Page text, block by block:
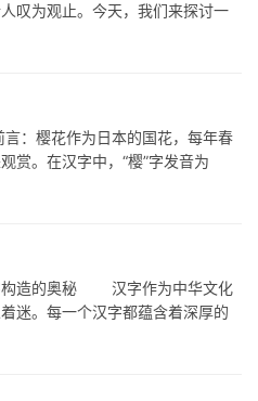
叹为观止。今天，我们来探讨一
樱花作为日本的国花，每年春
赏。在汉字中，“樱”字发音为
造的奥秘 汉字作为中华文化
迷。每一个汉字都蕴含着深厚的